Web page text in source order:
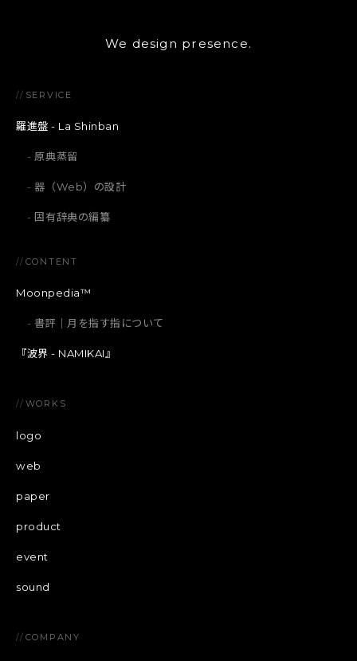
We design presence.
// SERVICE
羅進盤 - La Shinban
原典蒸留
器（Web）の設計
固有辞典の編纂
// CONTENT
Moonpedia™
書評｜月を指す指について
『波界 - NAMIKAI』
// WORKS
logo
web
paper
product
event
sound
// COMPANY